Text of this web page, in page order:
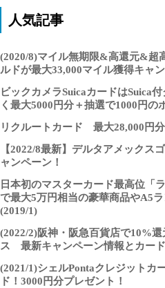
人気記事
(2020/8)マイル無期限&高還元&超
ルドが最大33,000マイル獲得キャン
ビックカメラSuicaカードはSuica
く最大5000円分＋抽選で1000円の
リクルートカード 最大28,000円
【2022/8最新】デルタアメックス
ャンペーン！
日本初のマスターカード最高位
で最大5万円相当の豪華商品やA5
(2019/1)
(2022/2)阪神・阪急百貨店で10%
ス 最新キャンペーン情報とカード
(2021/1)シェルPontaクレジット
ド！3000円分プレゼント！